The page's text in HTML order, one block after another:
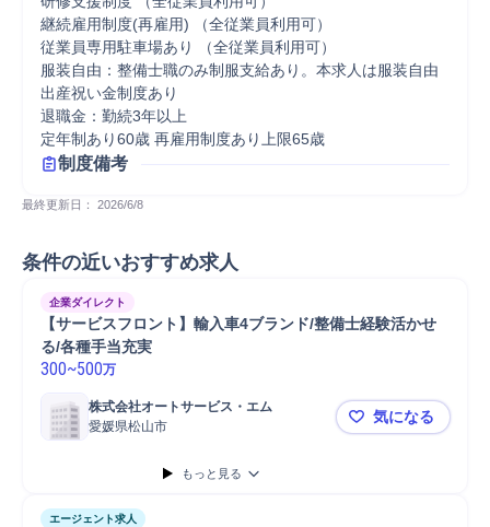
継続雇用制度(再雇用) （全従業員利用可）
従業員専用駐車場あり （全従業員利用可）
服装自由：整備士職のみ制服支給あり。本求人は服装自由
出産祝い金制度あり
退職金：勤続3年以上
定年制あり60歳 再雇用制度あり上限65歳
制度備考
最終更新日： 2026/6/8
条件の近いおすすめ求人
企業ダイレクト
【サービスフロント】輸入車4ブランド/整備士経験活かせ
る/各種手当充実
300~500万
株式会社オートサービス・エム
愛媛県松山市
【サービス
気になる
もっと見る
エージェント求人